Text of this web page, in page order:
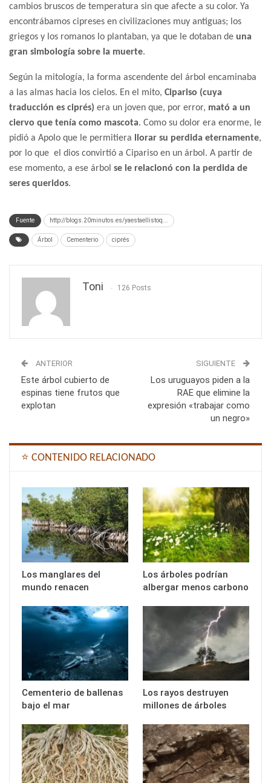
cambios bruscos de temperatura sin que afecte a su color. Ya
encontrábamos cipreses en civilizaciones muy antiguas; los
griegos y los romanos lo plantaban, ya que le dotaban de una
gran simbología sobre la muerte.
Según la mitología, la forma ascendente del árbol encaminaba
a las almas hacia los cielos. En el mito, Cipariso (cuya
traducción es ciprés) era un joven que, por error, mató a un
ciervo que tenía como mascota. Como su dolor era enorme, le
pidió a Apolo que le permitiera llorar su perdida eternamente,
por lo que el dios convirtió a Cipariso en un árbol. A partir de
ese momento, a ese árbol se le relacionó con la perdida de
seres queridos.
Fuente http://blogs.20minutos.es/yaestaellistoq...
Árbol Cementerio ciprés
Toni 126 Posts
ANTERIOR
Este árbol cubierto de
espinas tiene frutos que
explotan
SIGUIENTE
Los uruguayos piden a la
RAE que elimine la
expresión «trabajar como
un negro»
⭐ CONTENIDO RELACIONADO
Los manglares del
mundo renacen
Los árboles podrían
albergar menos carbono
Cementerio de ballenas
bajo el mar
Los rayos destruyen
millones de árboles